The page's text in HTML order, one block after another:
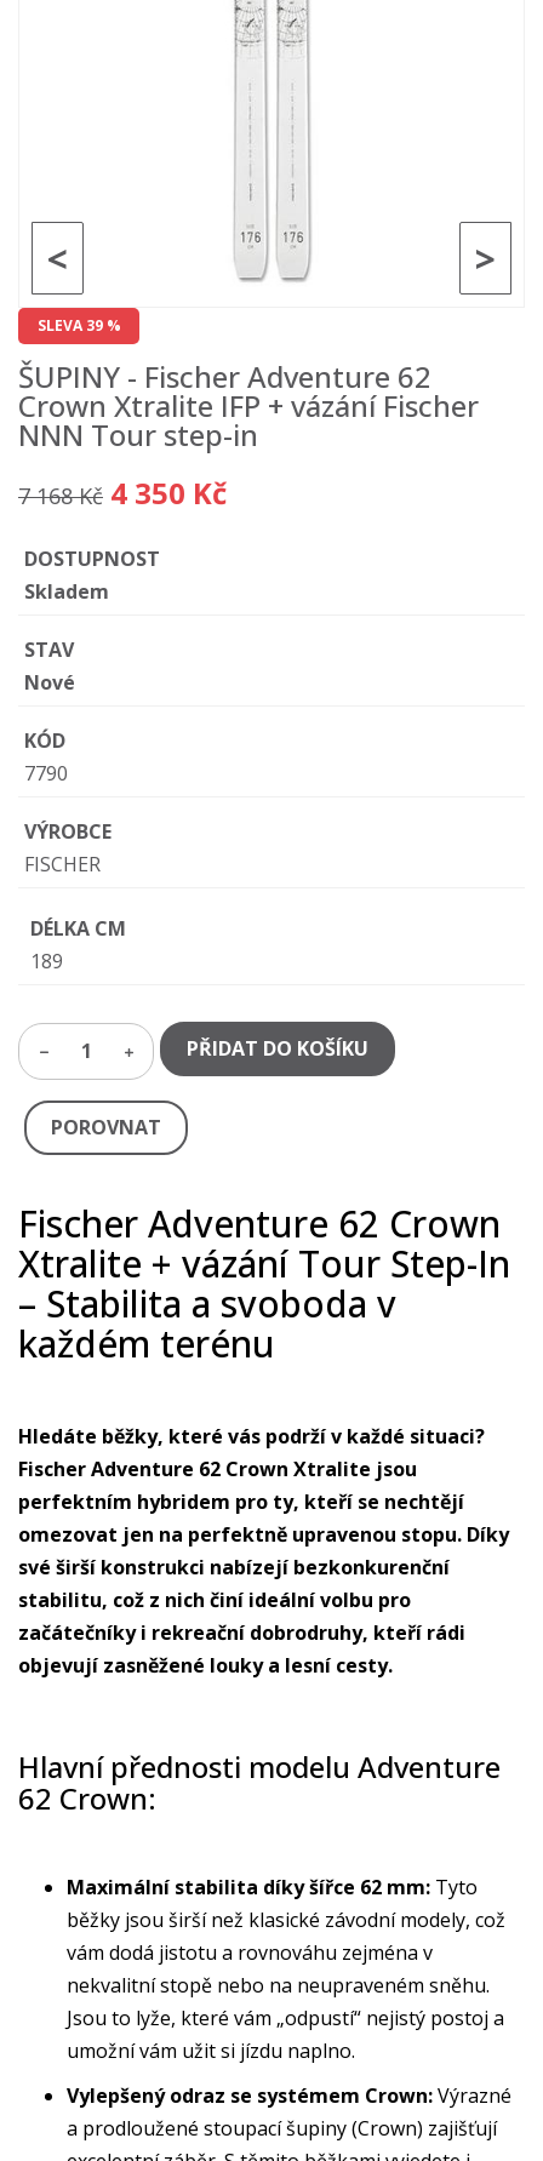
>
<
SLEVA 39 %
ŠUPINY - Fischer Adventure 62
Crown Xtralite IFP + vázání Fischer
NNN Tour step-in
7 168 Kč 4 350 Kč
DOSTUPNOST
Skladem
STAV
Nové
KÓD
7790
VÝROBCE
FISCHER
DÉLKA CM
189
1 PŘIDAT DO KOŠÍKU
POROVNAT
Fischer Adventure 62 Crown
Xtralite + vázání Tour Step-In
– Stabilita a svoboda v
každém terénu
Hledáte běžky, které vás podrží v každé situaci?
Fischer Adventure 62 Crown Xtralite jsou
perfektním hybridem pro ty, kteří se nechtějí
omezovat jen na perfektně upravenou stopu. Díky
své širší konstrukci nabízejí bezkonkurenční
stabilitu, což z nich činí ideální volbu pro
začátečníky i rekreační dobrodruhy, kteří rádi
objevují zasněžené louky a lesní cesty.
Hlavní přednosti modelu Adventure
62 Crown:
Maximální stabilita díky šířce 62 mm: Tyto
běžky jsou širší než klasické závodní modely, což
vám dodá jistotu a rovnováhu zejména v
nekvalitní stopě nebo na neupraveném sněhu.
Jsou to lyže, které vám „odpustí“ nejistý postoj a
umožní vám užit si jízdu naplno.
Vylepšený odraz se systémem Crown:Výrazné
a prodloužené stoupací šupiny (Crown) zajišťují